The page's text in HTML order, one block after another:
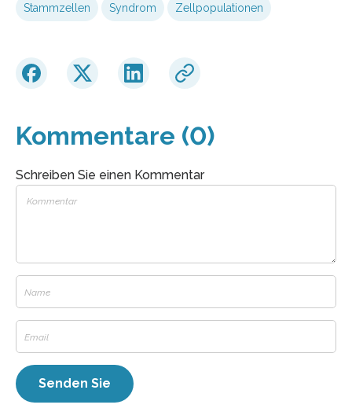
Stammzellen Syndrom Zellpopulationen
Kommentare (0)
Schreiben Sie einen Kommentar